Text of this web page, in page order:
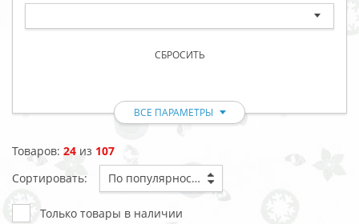
СБРОСИТЬ
ВСЕ ПАРАМЕТРЫ
Товаров: 24 из 107
Сортировать:
По популярности
Только товары в наличии